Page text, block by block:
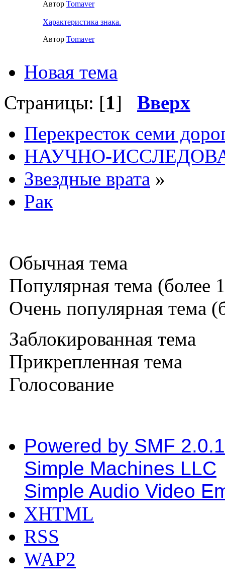
Автор Tomaver
Характеристика знака.
Автор Tomaver
Новая тема
Страницы: [1] Вверх
Перекресток семи
НАУЧНО-
Звездные врата »
Рак
Обычная тема
Популярная тема (более
Очень популярная тема
Заблокированная тема
Прикрепленная тема
Голосование
Powered by SMF
Simple Machines LLC
Simple Audio Video
XHTML
RSS
WAP2